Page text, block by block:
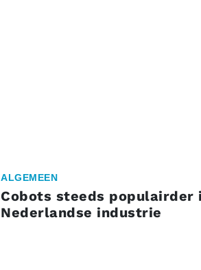
ALGEMEEN
Cobots steeds populairder
Nederlandse industrie